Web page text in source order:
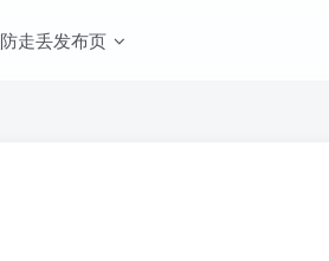
防走丢发布页